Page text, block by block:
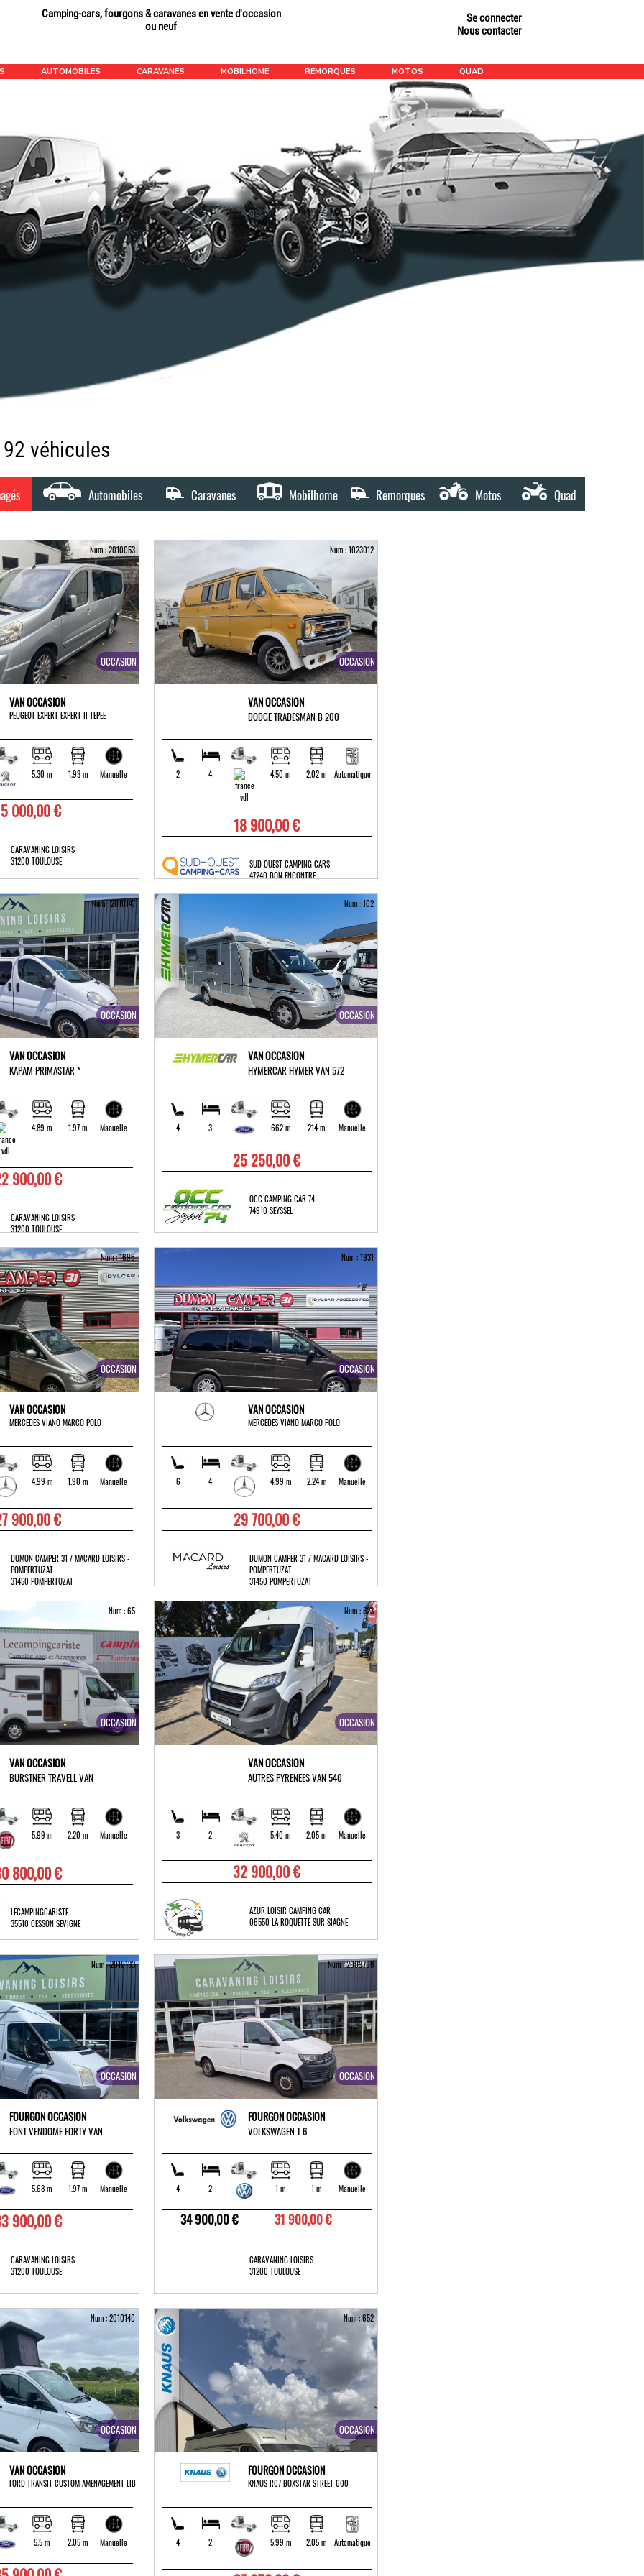
Camping-cars, fourgons & caravanes en vente d'occasion
ou neuf
Se connecter
Nous contacter
AUTOMOBILES CARAVANES MOBILHOME REMORQUES MOTOS QUAD
véhicules
Automobiles Caravanes Mobilhome Remorques Motos Quad
Num : 2010053
OCCASION
VAN OCCASION
PEUGEOT EXPERT EXPERT II TEPEE
5.30 m 1.93 m Manuelle
000,00 €
CARAVANING LOISIRS
31200 TOULOUSE
Num : 1023012
OCCASION
VAN OCCASION
DODGE TRADESMAN B 200
2 4 4.50 m 2.02 m Automatique
18 900,00 €
SUD OUEST CAMPING CARS
47240 BON ENCONTRE
Num : 2010147
OCCASION
VAN OCCASION
KAPAM PRIMASTAR *
4.89 m 1.97 m Manuelle
900,00 €
CARAVANING LOISIRS
31200 TOULOUSE
Num : 102
OCCASION
VAN OCCASION
HYMERCAR HYMER VAN 572
4 3 662 m 214 m Manuelle
25 250,00 €
OCC CAMPING CAR 74
74910 SEYSSEL
Num : 1696
OCCASION
VAN OCCASION
MERCEDES VIANO MARCO POLO
4.99 m 1.90 m Manuelle
900,00 €
DUMON CAMPER 31 / MACARD LOISIRS -
POMPERTUZAT
31450 POMPERTUZAT
Num : 1931
OCCASION
VAN OCCASION
MERCEDES VIANO MARCO POLO
6 4 4.99 m 2.24 m Manuelle
29 700,00 €
DUMON CAMPER 31 / MACARD LOISIRS -
POMPERTUZAT
31450 POMPERTUZAT
Num : 65
OCCASION
VAN OCCASION
BURSTNER TRAVELL VAN
5.99 m 2.20 m Manuelle
800,00 €
LECAMPINGCARISTE
35510 CESSON SEVIGNE
Num : 823
OCCASION
VAN OCCASION
AUTRES PYRENEES VAN 540
3 2 5.40 m 2.05 m Manuelle
32 900,00 €
AZUR LOISIR CAMPING CAR
06550 LA ROQUETTE SUR SIAGNE
Num : 2010133
OCCASION
FOURGON OCCASION
FONT VENDOME FORTY VAN
5.68 m 1.97 m Manuelle
900,00 €
CARAVANING LOISIRS
31200 TOULOUSE
Num : 2009768
OCCASION
FOURGON OCCASION
VOLKSWAGEN T 6
4 2 1 m 1 m Manuelle
34 900,00 € 31 900,00 €
CARAVANING LOISIRS
31200 TOULOUSE
Num : 2010140
OCCASION
VAN OCCASION
FORD TRANSIT CUSTOM AMENAGEMENT LIB
5.5 m 2.05 m Manuelle
Num : 652
OCCASION
FOURGON OCCASION
KNAUS R07 BOXSTAR STREET 600
4 2 5.99 m 2.05 m Automatique